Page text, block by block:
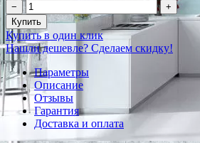
−
+
Купить
Купить в один клик
Нашли дешевле? Сделаем скидку!
Параметры
Описание
Отзывы
Гарантия
Доставка и оплата